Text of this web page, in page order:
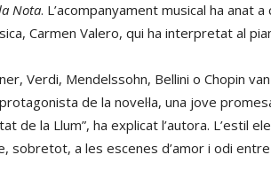
Nota. L’acompanyament musical ha anat
Carmen Valero, qui ha interpretat al
Verdi, Mendelssohn, Bellini o Chopin
de la novel·la, una jove
de la Llum”, ha explicat l’autora. L’estil
sobretot, a les escenes d’amor i odi